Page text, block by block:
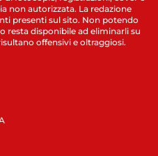
non autorizzata. La redazione
presenti sul sito. Non potendo
resta disponibile ad eliminarli su
offensivi e oltraggiosi.